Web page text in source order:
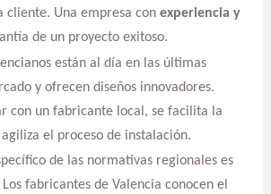
cliente. Una empresa con experiencia y
de un proyecto exitoso.
están al día en las últimas
y ofrecen diseños innovadores.
con un fabricante local, se facilita la
el proceso de instalación.
de las normativas regionales es
fabricantes de Valencia conocen el